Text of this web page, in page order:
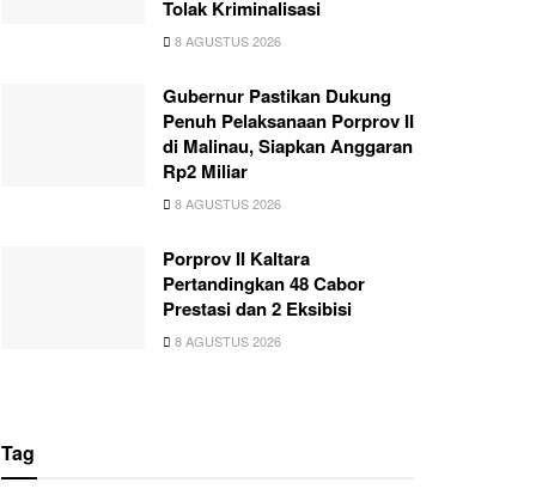
Tolak Kriminalisasi
8 AGUSTUS 2026
Gubernur Pastikan Dukung
Penuh Pelaksanaan Porprov II
di Malinau, Siapkan Anggaran
Rp2 Miliar
8 AGUSTUS 2026
Porprov II Kaltara
Pertandingkan 48 Cabor
Prestasi dan 2 Eksibisi
8 AGUSTUS 2026
Tag